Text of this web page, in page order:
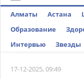
Алматы Астана
Образование
Интервью
Звезды
17-12-2025, 09:49